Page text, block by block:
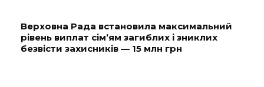
Верховна Рада встановила максимальний
рівень виплат сім’ям загиблих і зниклих
безвісти захисників — 15 млн грн